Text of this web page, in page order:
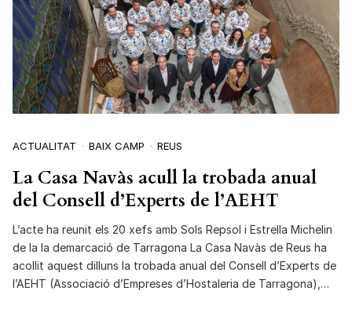
ACTUALITAT BAIX CAMP REUS
La Casa Navàs acull la trobada anual
del Consell d’Experts de l’AEHT
L’acte ha reunit els 20 xefs amb Sols Repsol i Estrella Michelin
de la la demarcació de Tarragona La Casa Navàs de Reus ha
acollit aquest dilluns la trobada anual del Consell d’Experts de
l’AEHT (Associació d’Empreses d’Hostaleria de Tarragona),…